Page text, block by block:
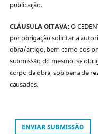
publicação.
CLÁUSULA OITAVA:O
por obrigação solicitar a
obra/artigo, bem como dos
submissão do mesmo, se
corpo da obra, sob pena de
causados.
ENVIAR SUBMISSÃO